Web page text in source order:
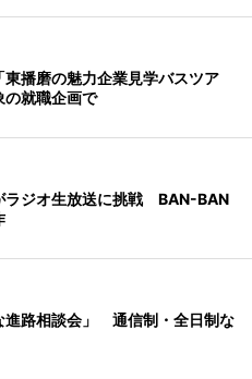
播磨の魅力企業見学バスツア
就職企画で
ラジオ生放送に挑戦 BAN-BAN
進路相談会」 通信制・全日制な